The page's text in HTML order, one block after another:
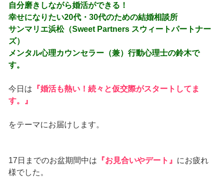
自分磨きしながら婚活ができる！
幸せになりたい20代・30代のための結婚相談所
サンマリエ浜松（Sweet Partners スウィートパートナー
ズ）
メンタル心理カウンセラー（兼）行動心理士の鈴木で
す。
今日は 『婚活も熱い！続々と仮交際がスタートしてま
す。』
をテーマにお届けします。
17日までのお盆期間中は 『お見合いやデート』 にお疲れ
様でした。